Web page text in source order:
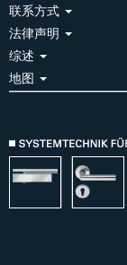
联系方式
法律声明
综述
地图